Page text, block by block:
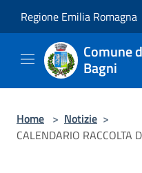
Regione Emilia Romagna
Comune
Bagni
Home > Notizie >
CALENDARIO RACCOLTA